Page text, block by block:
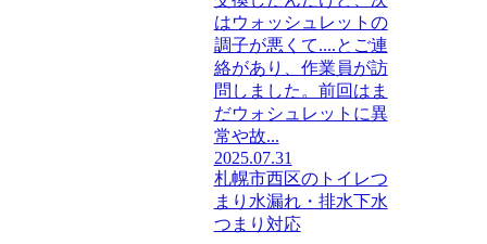
はウォッシュレットの
調子が悪くて....とご連
絡があり、作業員が訪
問しました。前回はま
だウォシュレットに異
常や故...
2025.07.31
札幌市西区のトイレつ
まり水漏れ・排水下水
つまり対応